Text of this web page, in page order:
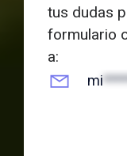
tus dudas
formulario
a:
mi